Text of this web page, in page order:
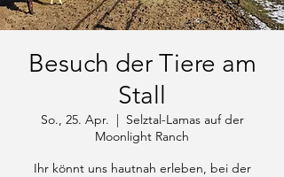
Besuch der Tiere am
Stall
So., 25. Apr.
  |
Selztal-Lamas auf der
Moonlight Ranch
Ihr könnt uns hautnah erleben, bei der